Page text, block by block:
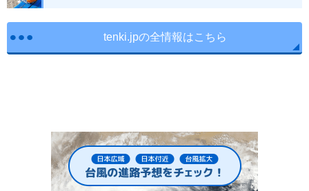
tenki.jpの全情報はこちら